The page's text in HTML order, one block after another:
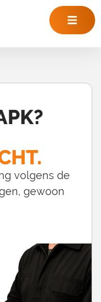
volgens de
gewoon